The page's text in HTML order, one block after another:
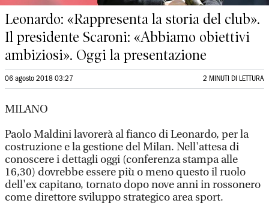
Leonardo: «Rappresenta la storia del club».
Il presidente Scaroni: «Abbiamo obiettivi
ambiziosi». Oggi la presentazione
06 agosto 2018 03:27 2 MINUTI DI LETTURA
MILANO
Paolo Maldini lavorerà al fianco di Leonardo, per la
costruzione e la gestione del Milan. Nell'attesa di
conoscere i dettagli oggi (conferenza stampa alle
16,30) dovrebbe essere più o meno questo il ruolo
dell'ex capitano, tornato dopo nove anni in rossonero
come direttore sviluppo strategico area sport.